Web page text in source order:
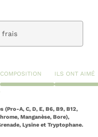
frais
COMPOSITION ILS ONT AIMÉ
A, C, D, E, B6, B9, B12,
Manganèse, Bore),
Lysine et Tryptophane.